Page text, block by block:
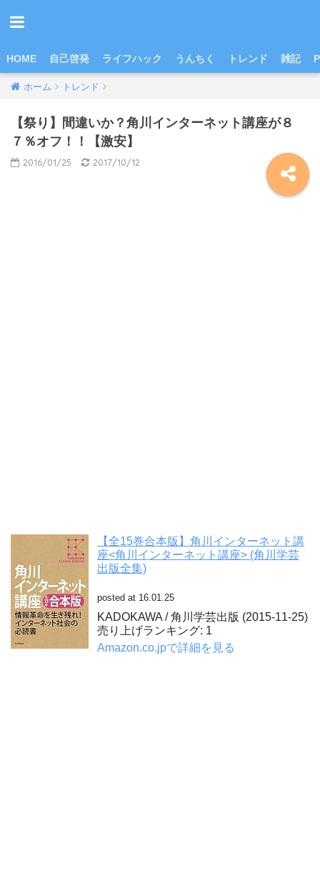
HOME 自己啓発 ライフハック うんちく トレンド 雑記
ホーム トレンド
【祭り】間違いか？角川インターネット講座が８
７％オフ！！【激安】
2016/01/25 2017/10/12
【全15巻合本版】角川インターネット講
座<角川インターネット講座> (角川学芸
出版全集)
posted at 16.01.25
KADOKAWA / 角川学芸出版 (2015-11-25)
売り上げランキング: 1
Amazon.co.jpで詳細を見る